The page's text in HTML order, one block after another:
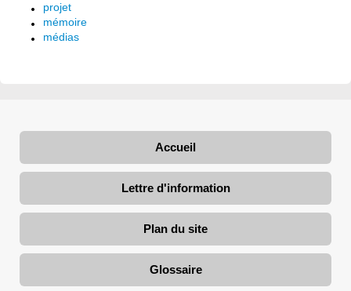
projet
mémoire
médias
Accueil
Lettre d'information
Plan du site
Glossaire